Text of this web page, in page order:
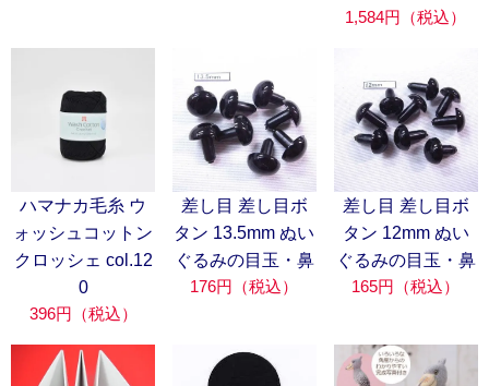
1,584円（税込）
ハマナカ毛糸 ウ
ォッシュコットン
クロッシェ col.12
0
396円（税込）
差し目 差し目ボ
タン 13.5mm ぬい
ぐるみの目玉・鼻
176円（税込）
差し目 差し目ボ
タン 12mm ぬい
ぐるみの目玉・鼻
165円（税込）